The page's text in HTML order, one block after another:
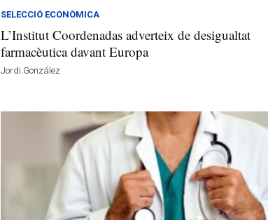
SELECCIÓ ECONÒMICA
L’Institut Coordenadas adverteix de desigualtat
farmacèutica davant Europa
Jordi González